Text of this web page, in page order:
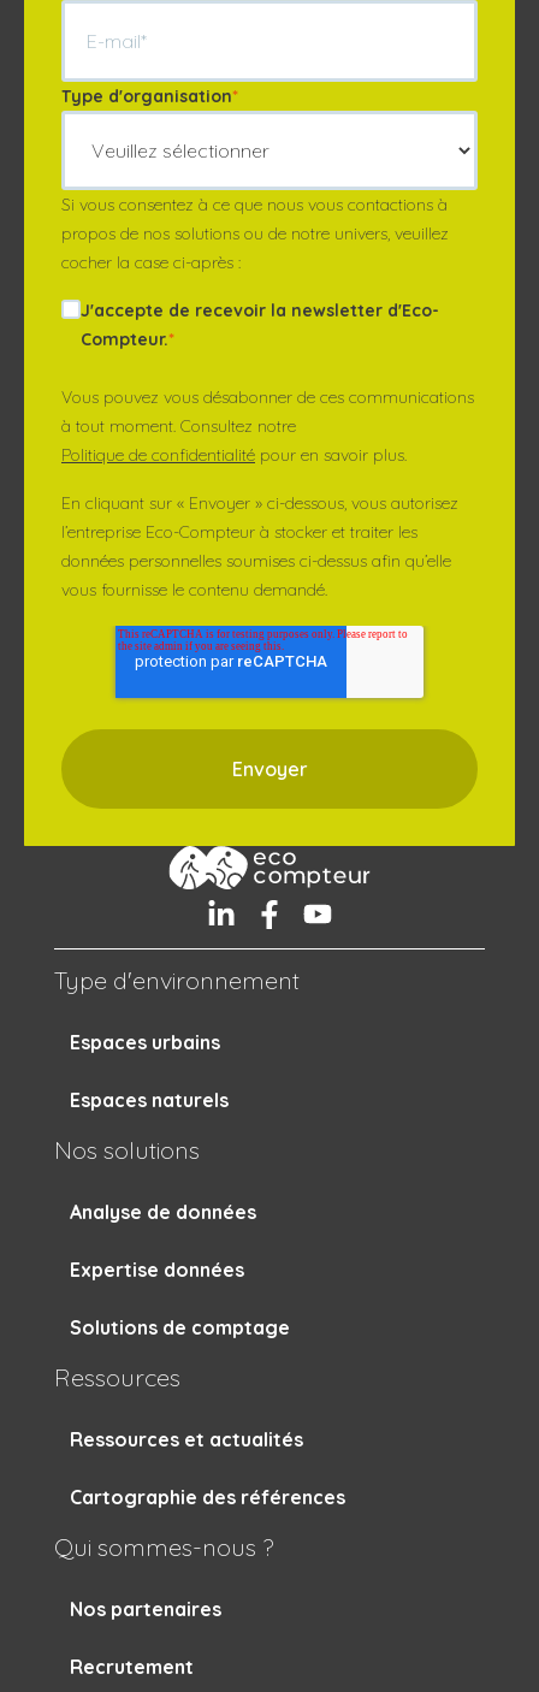
Type d'environnement
Espaces urbains
Espaces naturels
Nos solutions
Analyse de données
Expertise données
Solutions de comptage
Ressources
Ressources et actualités
Cartographie des références
Qui sommes-nous ?
Nos partenaires
Recrutement
Type d'organisation*
Si vous consentez à ce que nous vous contactions à
propos de nos solutions ou de notre univers, veuillez
cocher la case ci-après :
J'accepte de recevoir la newsletter d'Eco-
Compteur.*
Vous pouvez vous désabonner de ces communications
à tout moment. Consultez notre
Politique de confidentialité pour en savoir plus.
En cliquant sur « Envoyer » ci-dessous, vous autorisez
l’entreprise Eco-Compteur à stocker et traiter les
données personnelles soumises ci-dessus afin qu’elle
vous fournisse le contenu demandé.